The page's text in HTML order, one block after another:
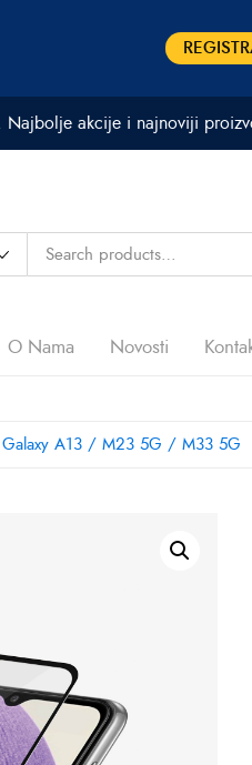
Najbolje akcije i najnoviji
O Nama Novosti
Galaxy A13 / M23 5G / M33 5G